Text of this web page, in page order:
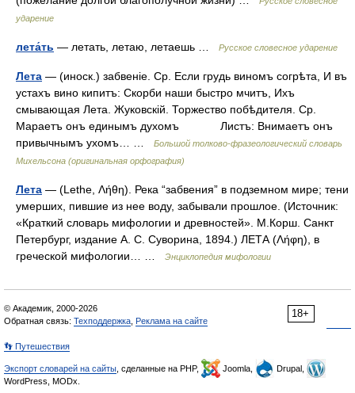
ударение
лета́ть — летать, летаю, летаешь … Русское словесное ударение
Лета — (иноск.) забвеніе. Ср. Если грудь виномъ согрѣта, И въ
устахъ вино кипитъ: Скорби наши быстро мчитъ, Ихъ
смывающая Лета. Жуковскій. Торжество побѣдителя. Ср.
Мараетъ онъ единымъ духомъ Листъ: Внимаетъ онъ
привычнымъ ухомъ… …
Большой толково-фразеологический словарь
Михельсона (оригинальная орфография)
Лета — (Lethe, Λήθη). Река “забвения” в подземном мире; тени
умерших, пившие из нее воду, забывали прошлое. (Источник:
«Краткий словарь мифологии и древностей». М.Корш. Санкт
Петербург, издание А. С. Суворина, 1894.) ЛЕТА (Λήφη), в
греческой мифологии… …
Энциклопедия мифологии
18+
© Академик, 2000-2026
Обратная связь: Техподдержка Реклама на сайте
👣 Путешествия
Экспорт словарей на сайты , сделанные на PHP, Joomla,
Drupal,
WordPress, MODx.